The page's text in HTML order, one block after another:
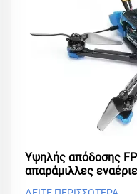
Υψηλής απόδοσης
απαράμιλλες